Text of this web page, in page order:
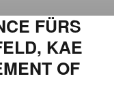
FÜRS
KAE
OF